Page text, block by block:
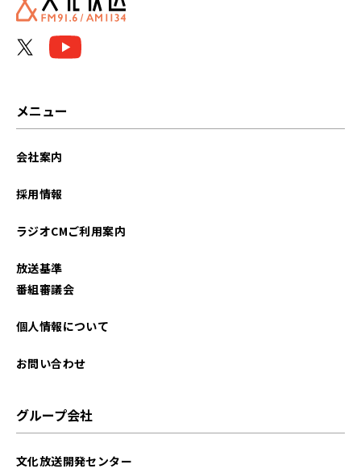
メニュー
会社案内
採用情報
ラジオCMご利用案内
放送基準
番組審議会
個人情報について
お問い合わせ
グループ会社
文化放送開発センター